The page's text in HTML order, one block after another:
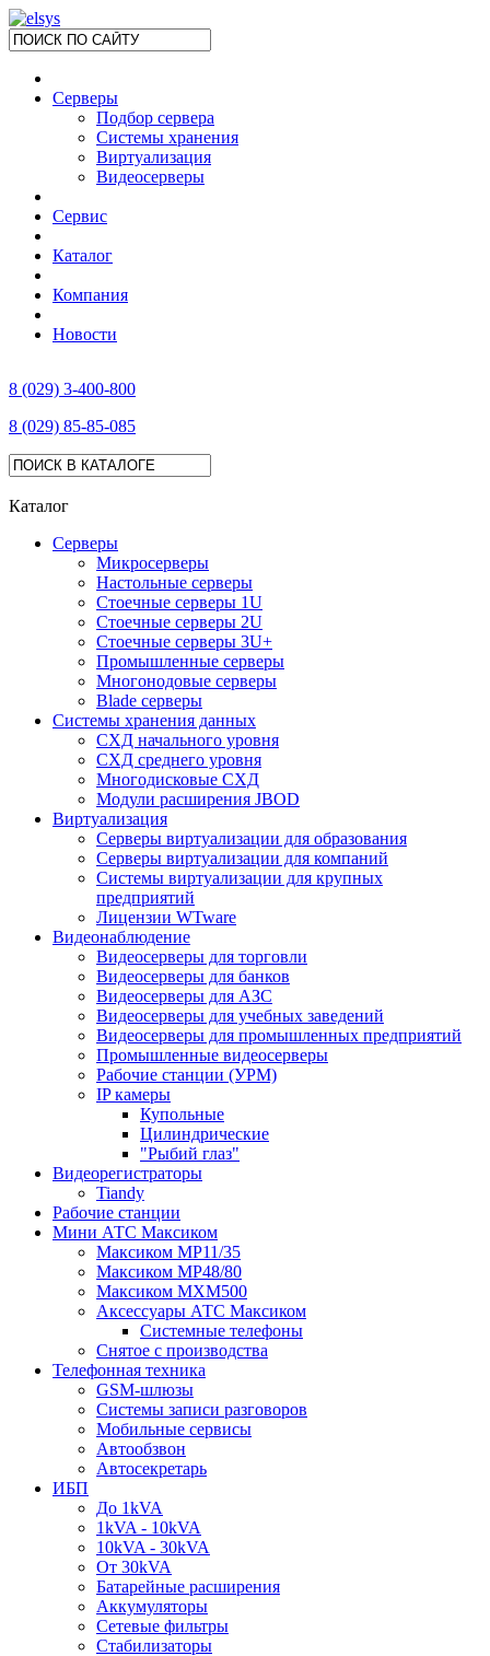
Серверы
Подбор сервера
Системы хранения
Виртуализация
Видеосерверы
Сервис
Каталог
Компания
Новости
8 (029) 3-400-800
8 (029) 85-85-085
Каталог
Серверы
Микросерверы
Настольные серверы
Стоечные серверы 1U
Стоечные серверы 2U
Стоечные серверы 3U+
Промышленные серверы
Многонодовые серверы
Blade серверы
Системы хранения данных
СХД начального уровня
СХД среднего уровня
Многодисковые СХД
Модули расширения JBOD
Виртуализация
Серверы виртуализации для образования
Серверы виртуализации для компаний
Системы виртуализации для крупных
предприятий
Лицензии WTware
Видеонаблюдение
Видеосерверы для торговли
Видеосерверы для банков
Видеосерверы для АЗС
Видеосерверы для учебных заведений
Видеосерверы для промышленных предприятий
Промышленные видеосерверы
Рабочие станции (УРМ)
IP камеры
Купольные
Цилиндрические
"Рыбий глаз"
Видеорегистраторы
Tiandy
Рабочие станции
Мини АТС Максиком
Максиком MP11/35
Максиком MP48/80
Максиком MXM500
Аксессуары АТС Максиком
Системные телефоны
Снятое с производства
Телефонная техника
GSM-шлюзы
Системы записи разговоров
Мобильные сервисы
Автообзвон
Автосекретарь
ИБП
До 1kVA
1kVA - 10kVA
10kVA - 30kVA
От 30kVA
Батарейные расширения
Аккумуляторы
Сетевые фильтры
Стабилизаторы